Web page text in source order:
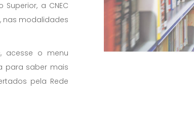
a CNEC
nas modalidades
acesse o menu
para saber mais
pela Rede